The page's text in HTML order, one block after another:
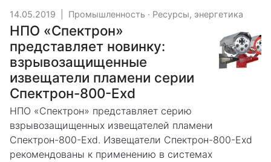
14.05.2019 Промышленность · Ресурсы, энергетика
НПО «Спектрон»
представляет новинку:
взрывозащищенные
извещатели пламени серии
Спектрон-800-Exd
НПО «Спектрон» представляет серию
взрывозащищенных извещателей пламени
Спектрон-800-Exd. Извещатели Спектрон-800-Exd
рекомендованы к применению в системах